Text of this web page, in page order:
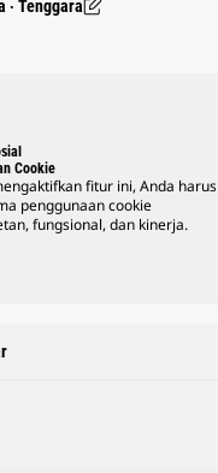
‧ Tenggara
Cookie
fitur ini, Anda harus
penggunaan cookie
fungsional, dan kinerja.